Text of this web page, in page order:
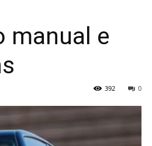
manual e
0
392